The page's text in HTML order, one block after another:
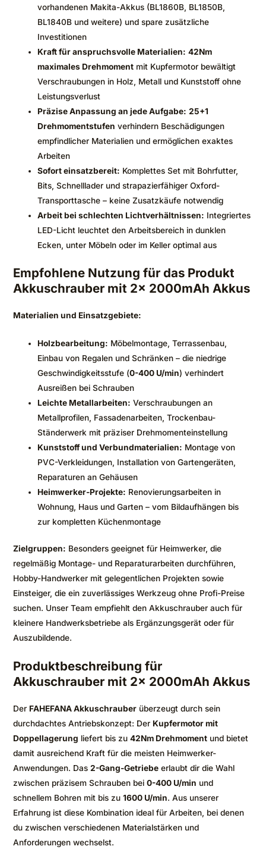
vorhandenen Makita-Akkus (BL1860B, BL1850B,
BL1840B und weitere) und spare zusätzliche
Investitionen
Kraft für anspruchsvolle Materialien: 42Nm
maximales Drehmoment mit Kupfermotor bewältigt
Verschraubungen in Holz, Metall und Kunststoff ohne
Leistungsverlust
Präzise Anpassung an jede Aufgabe: 25+1
Drehmomentstufen verhindern Beschädigungen
empfindlicher Materialien und ermöglichen exaktes
Arbeiten
Sofort einsatzbereit: Komplettes Set mit Bohrfutter,
Bits, Schnelllader und strapazierfähiger Oxford-
Transporttasche – keine Zusatzkäufe notwendig
Arbeit bei schlechten Lichtverhältnissen: Integriertes
LED-Licht leuchtet den Arbeitsbereich in dunklen
Ecken, unter Möbeln oder im Keller optimal aus
Empfohlene Nutzung für das Produkt
Akkuschrauber mit 2x 2000mAh Akkus
Materialien und Einsatzgebiete:
Holzbearbeitung: Möbelmontage, Terrassenbau,
Einbau von Regalen und Schränken – die niedrige
Geschwindigkeitsstufe (0-400 U/min) verhindert
Ausreißen bei Schrauben
Leichte Metallarbeiten: Verschraubungen an
Metallprofilen, Fassadenarbeiten, Trockenbau-
Ständerwerk mit präziser Drehmomenteinstellung
Kunststoff und Verbundmaterialien: Montage von
PVC-Verkleidungen, Installation von Gartengeräten,
Reparaturen an Gehäusen
Heimwerker-Projekte: Renovierungsarbeiten in
Wohnung, Haus und Garten – vom Bildaufhängen bis
zur kompletten Küchenmontage
Zielgruppen: Besonders geeignet für Heimwerker, die
regelmäßig Montage- und Reparaturarbeiten durchführen,
Hobby-Handwerker mit gelegentlichen Projekten sowie
Einsteiger, die ein zuverlässiges Werkzeug ohne Profi-Preise
suchen. Unser Team empfiehlt den Akkuschrauber auch für
kleinere Handwerksbetriebe als Ergänzungsgerät oder für
Auszubildende.
Produktbeschreibung für
Akkuschrauber mit 2x 2000mAh Akkus
Der FAHEFANA Akkuschrauber überzeugt durch sein
durchdachtes Antriebskonzept: Der Kupfermotor mit
Doppellagerung liefert bis zu 42Nm Drehmoment und bietet
damit ausreichend Kraft für die meisten Heimwerker-
Anwendungen. Das 2-Gang-Getriebe erlaubt dir die Wahl
zwischen präzisem Schrauben bei 0-400 U/min und
schnellem Bohren mit bis zu 1600 U/min. Aus unserer
Erfahrung ist diese Kombination ideal für Arbeiten, bei denen
du zwischen verschiedenen Materialstärken und
Anforderungen wechselst.